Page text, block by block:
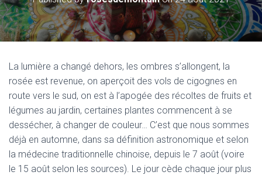
R
M
E
R
V
A
T
O
N
La lumière a changé dehors, les ombres s’allongent, la
rosée est revenue, on aperçoit des vols de cigognes en
route vers le sud, on est à l’apogée des récoltes de fruits et
légumes au jardin, certaines plantes commencent à se
dessécher, à changer de couleur… C’est que nous sommes
déjà en automne, dans sa définition astronomique et selon
la médecine traditionnelle chinoise, depuis le 7 août (voire
le 15 août selon les sources). Le jour cède chaque jour plus